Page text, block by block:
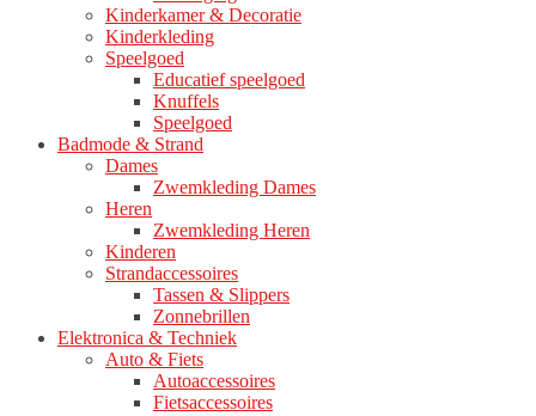
Kinderkamer & Decoratie
Kinderkleding
Speelgoed
Educatief speelgoed
Knuffels
Speelgoed
Badmode & Strand
Dames
Zwemkleding Dames
Heren
Zwemkleding Heren
Kinderen
Strandaccessoires
Tassen & Slippers
Zonnebrillen
Elektronica & Techniek
Auto & Fiets
Autoaccessoires
Fietsaccessoires